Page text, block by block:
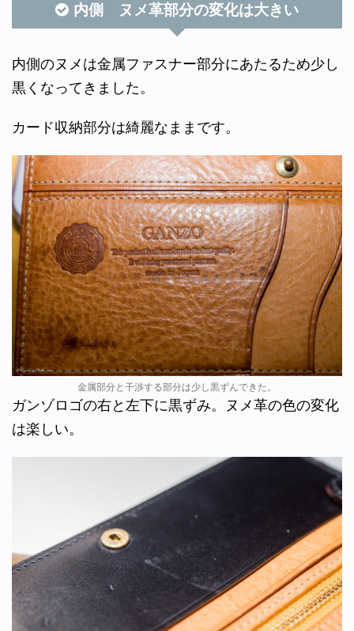
内側 ヌメ革部分の変化は大きい
内側のヌメは金属ファスナー部分にあたるため少し
黒くなってきました。
カード収納部分は綺麗なままです。
金属部分と干渉する部分は少し黒ずんできた。
ガンゾロゴの右と左下に黒ずみ。ヌメ革の色の変化
は楽しい。